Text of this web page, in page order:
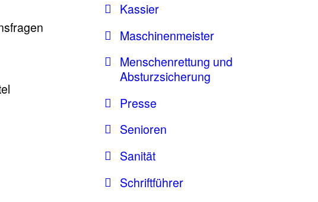
Kassier
Maschinenmeister
Menschenrettung und
Absturzsicherung
Presse
Senioren
Sanität
Schriftführer